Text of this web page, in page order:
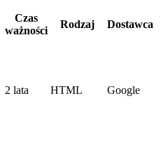
Czas
ważności
Rodzaj Dostawca
2 lata HTML Google